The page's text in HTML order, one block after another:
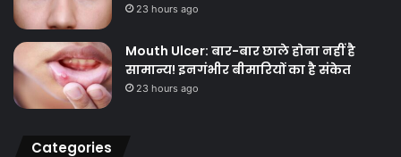
23 hours ago
Mouth Ulcer: बार-बार छाले होना नहीं है
सामान्य! इनगंभीर बीमारियों का है संकेत
23 hours ago
Categories